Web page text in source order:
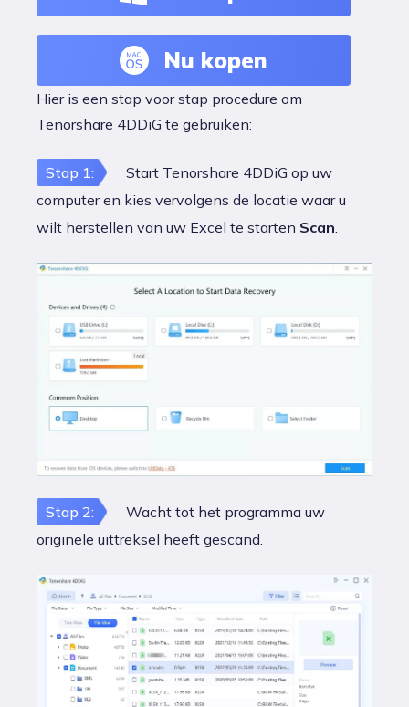
Nu kopen
Hier is een stap voor stap procedure om
Tenorshare 4DDiG te gebruiken:
Stap 1:
Start Tenorshare 4DDiG op uw
computer en kies vervolgens de locatie waar u
wilt herstellen van uw Excel te starten Scan.
Stap 2:
Wacht tot het programma uw
originele uittreksel heeft gescand.